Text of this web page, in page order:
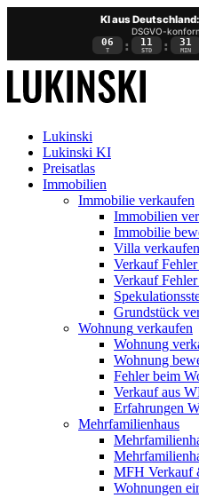
KI aus
DSGVO-
06
T : 11
STD : 31
MIN
Lukinski
Lukinski KI
Preisatlas
Immobilien
Immobilie verkaufen
Immobilien
Immobilie
Villa verkaufen
Verkauf
Verkauf
Grundstück
Wohnung verkaufen
Wohnung
Wohnung
Fehler beim
Verkauf aus
Erfahrungen
Mehrfamilienhaus
MFH Verkauf
Wohnungen